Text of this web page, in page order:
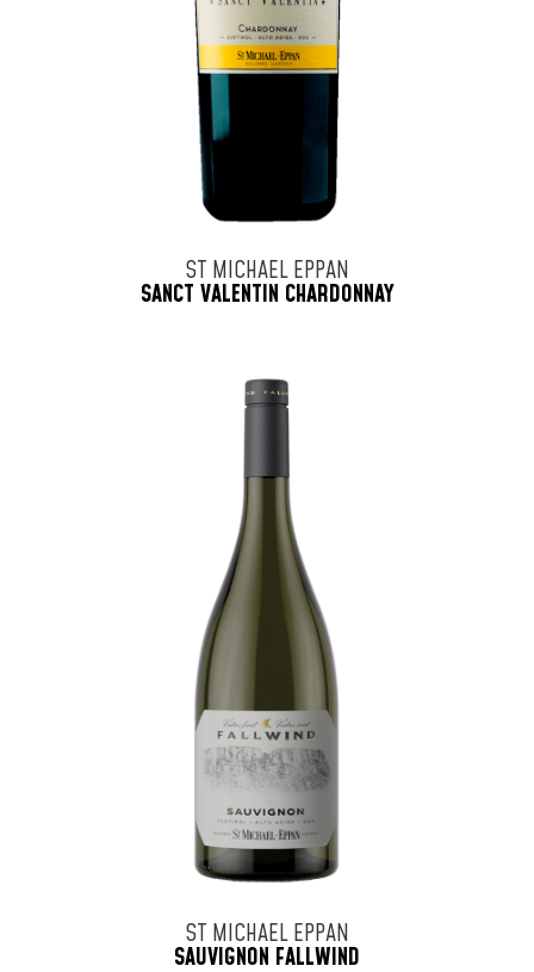
ST MICHAEL EPPAN
SANCT VALENTIN CHARDONNAY
ST MICHAEL EPPAN
SAUVIGNON FALLWIND